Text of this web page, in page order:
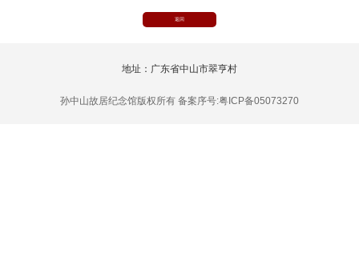
返回
地址：广东省中山市翠亨村
孙中山故居纪念馆版权所有 备案序号:粤ICP备05073270